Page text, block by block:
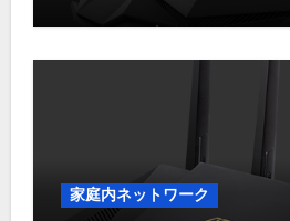
家庭内ネットワーク